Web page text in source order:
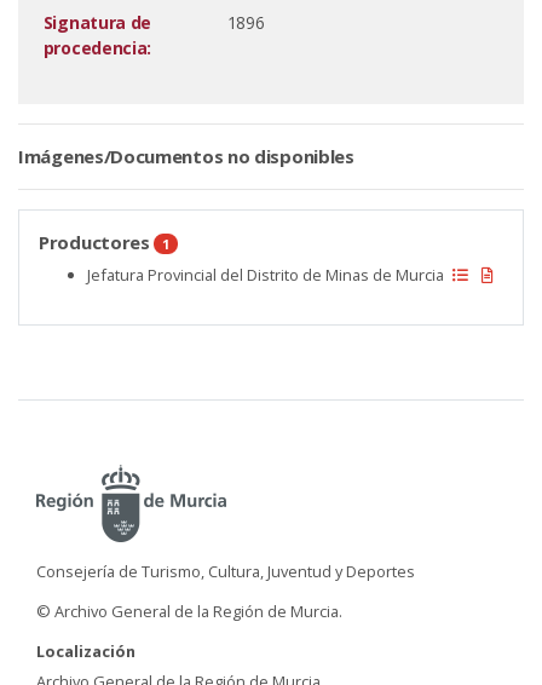
Signatura de
procedencia:
1896
Imágenes/Documentos no disponibles
Productores 1
Jefatura Provincial del Distrito de Minas de Murcia
Consejería de Turismo, Cultura, Juventud y Deportes
© Archivo General de la Región de Murcia.
Localización